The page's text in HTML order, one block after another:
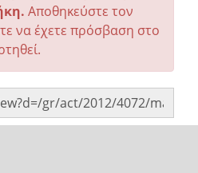
Αποθηκεύστε τον
να έχετε πρόσβαση στο